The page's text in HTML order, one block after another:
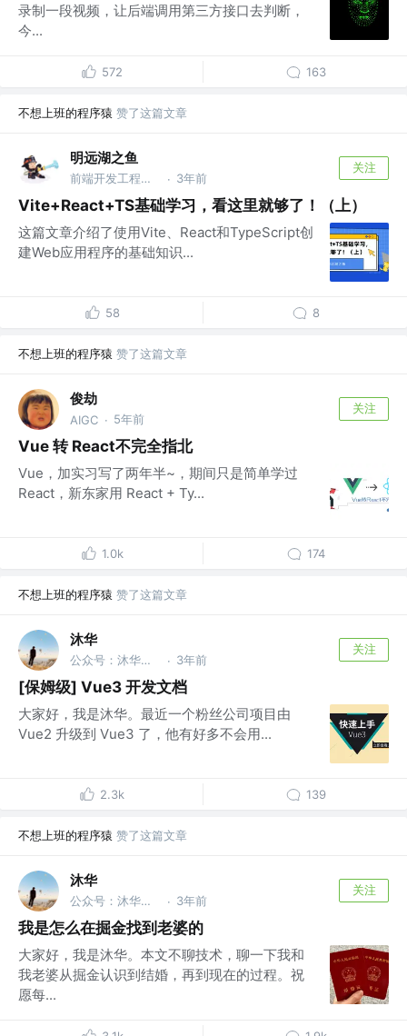
录制一段视频，让后端调用第三方接口去判断，
今...
572 163
不想上班的程序猿 赞了这篇文章
明远湖之鱼
前端开发工程师/iOS开发工程师 @阿里巴巴-淘天集团 · 3年前
关注
Vite+React+TS基础学习，看这里就够了！（上）
这篇文章介绍了使用Vite、React和TypeScript创
建Web应用程序的基础知识...
58 8
不想上班的程序猿 赞了这篇文章
俊劫
AIGC · 5年前
关注
Vue 转 React不完全指北
Vue，加实习写了两年半~，期间只是简单学过
React，新东家用 React + Ty...
1.0k 174
不想上班的程序猿 赞了这篇文章
沐华
公众号：沐华说技术 @全干工程师 · 3年前
关注
[保姆级] Vue3 开发文档
大家好，我是沐华。最近一个粉丝公司项目由
Vue2 升级到 Vue3 了，他有好多不会用...
2.3k 139
不想上班的程序猿 赞了这篇文章
沐华
公众号：沐华说技术 @全干工程师 · 3年前
关注
我是怎么在掘金找到老婆的
大家好，我是沐华。本文不聊技术，聊一下我和
我老婆从掘金认识到结婚，再到现在的过程。祝
愿每...